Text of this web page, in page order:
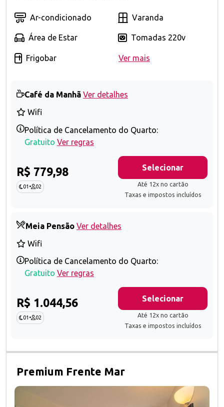
Ar-condicionado Varanda
Área de Estar Tomadas 220v
Frigobar Ver mais
Café da Manhã Ver detalhes
Wifi
Política de Cancelamento do Quarto:
Gratuito Ver regras
R$ 779,98
01 • 02
Selecionar
Até 12x no cartão
Taxas e impostos incluídos
Meia Pensão Ver detalhes
Wifi
Política de Cancelamento do Quarto:
Gratuito Ver regras
R$ 1.044,56
01 • 02
Selecionar
Até 12x no cartão
Taxas e impostos incluídos
Premium Frente Mar